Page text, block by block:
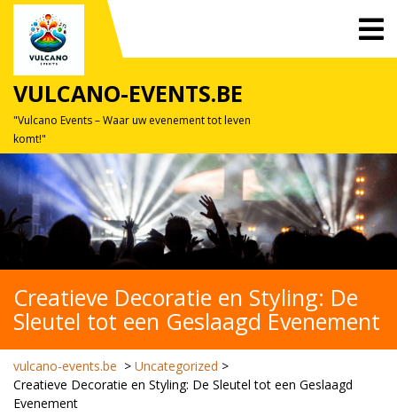
Skip
content
VULCANO-EVENTS.BE
"Vulcano Events – Waar uw evenement tot leven
komt!"
Creatieve Decoratie en Styling: De
Sleutel tot een Geslaagd Evenement
vulcano-events.be > Uncategorized >
Creatieve Decoratie en Styling: De Sleutel tot een Geslaagd
Evenement